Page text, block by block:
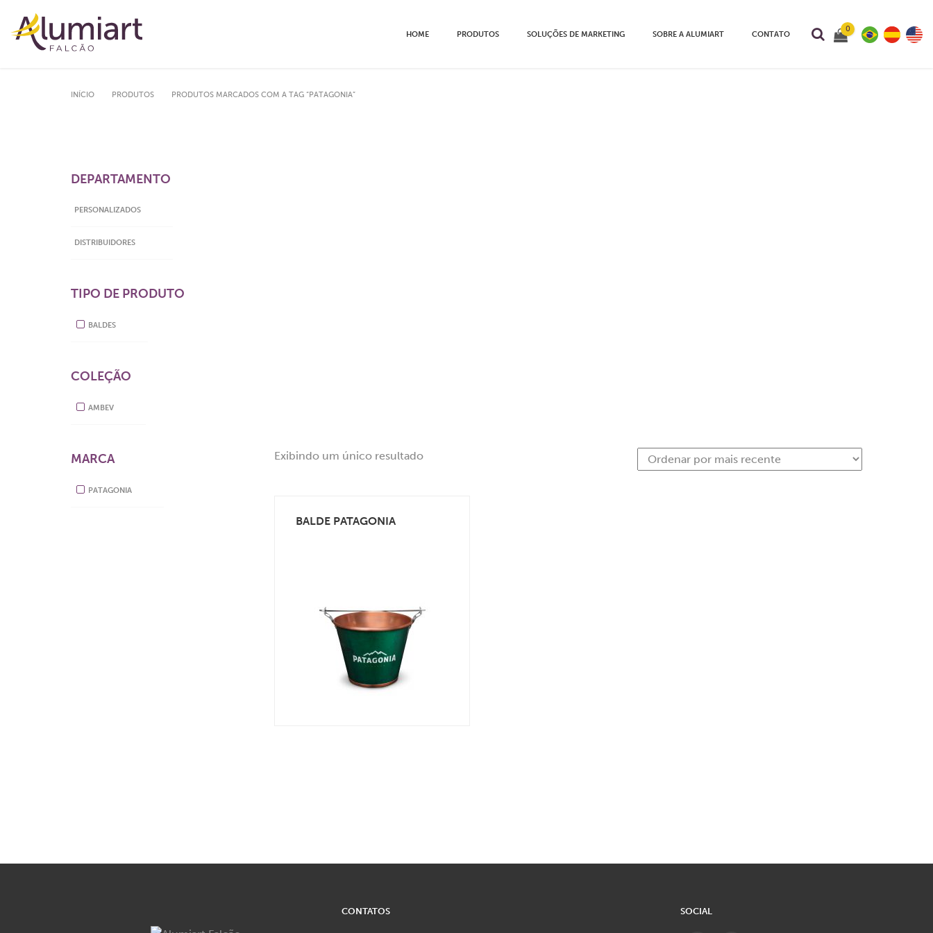
HOME PRODUTOS SOLUÇÕES DE MARKETING SOBRE A ALUMIART CONTATO
0
INÍCIO PRODUTOS PRODUTOS MARCADOS COM A TAG “PATAGONIA”
Exibindo um único resultado
BALDE PATAGONIA
DEPARTAMENTO
PERSONALIZADOS
DISTRIBUIDORES
TIPO DE PRODUTO
BALDES
COLEÇÃO
AMBEV
MARCA
PATAGONIA
CONTATOS SOCIAL